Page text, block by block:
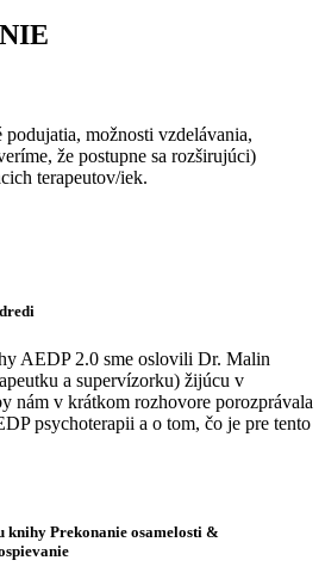
podujatia, možnosti vzdelávania,
že postupne sa rozširujúci)
terapeutov/iek.
AEDP 2.0 sme oslovili Dr. Malin
a supervízorku) žijúcu v
nám v krátkom rozhovore porozprávala
psychoterapii a o tom, čo je pre tento
knihy Prekonanie osamelosti &